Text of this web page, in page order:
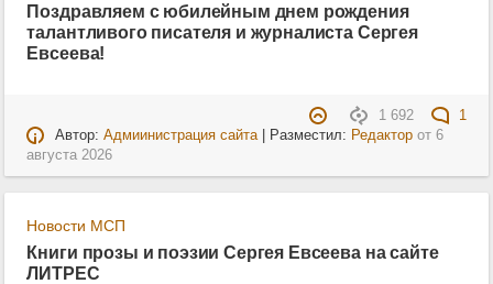
Поздравляем с юбилейным днем рождения
талантливого писателя и журналиста Сергея
Евсеева!
1 692
1
Автор: Адмиинистрация сайта| Разместил: Редакторот 6
августа 2026
Новости МСП
Книги прозы и поэзии Сергея Евсеева на сайте
ЛИТРЕС